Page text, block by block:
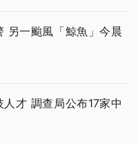
另一颱風「鯨魚」今晨
才 調查局公布17家中